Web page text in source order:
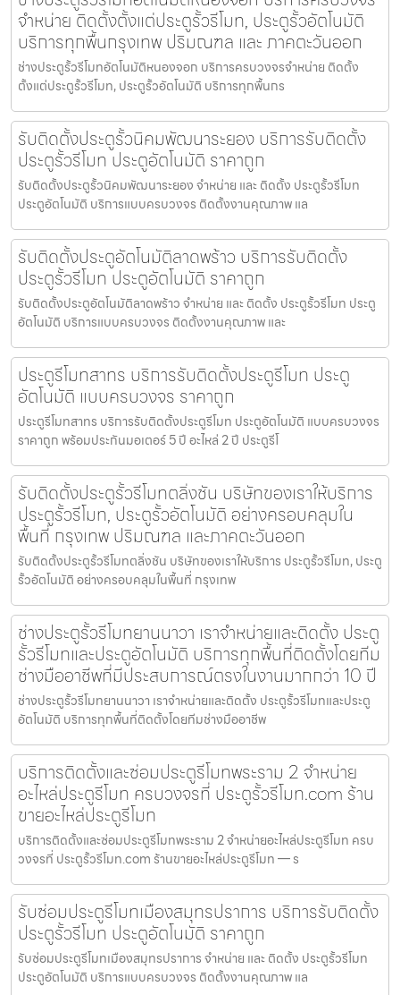
จำหน่าย ติดตั้งตั้งแต่ประตูรั้วรีโมท, ประตูรั้วอัตโนมัติ
บริการทุกพื้นกรุงเทพ ปริมณฑล และ ภาคตะวันออก
ช่างประตูรั้วรีโมทอัตโนมัติหนองจอก บริการครบวงจรจำหน่าย ติดตั้ง
ตั้งแต่ประตูรั้วรีโมท, ประตูรั้วอัตโนมัติ บริการทุกพื้นกร
รับติดตั้งประตูรั้วนิคมพัฒนาระยอง บริการรับติดตั้ง
ประตูรั้วรีโมท ประตูอัตโนมัติ ราคาถูก
รับติดตั้งประตูรั้วนิคมพัฒนาระยอง จำหน่าย และ ติดตั้ง ประตูรั้วรีโมท
ประตูอัตโนมัติ บริการแบบครบวงจร ติดตั้งงานคุณภาพ แล
รับติดตั้งประตูอัตโนมัติลาดพร้าว บริการรับติดตั้ง
ประตูรั้วรีโมท ประตูอัตโนมัติ ราคาถูก
รับติดตั้งประตูอัตโนมัติลาดพร้าว จำหน่าย และ ติดตั้ง ประตูรั้วรีโมท ประตู
อัตโนมัติ บริการแบบครบวงจร ติดตั้งงานคุณภาพ และ
ประตูรีโมทสาทร บริการรับติดตั้งประตูรีโมท ประตู
อัตโนมัติ แบบครบวงจร ราคาถูก
ประตูรีโมทสาทร บริการรับติดตั้งประตูรีโมท ประตูอัตโนมัติ แบบครบวงจร
ราคาถูก พร้อมประกันมอเตอร์ 5 ปี อะไหล่ 2 ปี ประตูรีโ
รับติดตั้งประตูรั้วรีโมทตลิ่งชัน บริษัทของเราให้บริการ
ประตูรั้วรีโมท, ประตูรั้วอัตโนมัติ อย่างครอบคลุมใน
พื้นที่ กรุงเทพ ปริมณฑล และภาคตะวันออก
รับติดตั้งประตูรั้วรีโมทตลิ่งชัน บริษัทของเราให้บริการ ประตูรั้วรีโมท, ประตู
รั้วอัตโนมัติ อย่างครอบคลุมในพื้นที่ กรุงเทพ
ช่างประตูรั้วรีโมทยานนาวา เราจำหน่ายและติดตั้ง ประตู
รั้วรีโมทและประตูอัตโนมัติ บริการทุกพื้นที่ติดตั้งโดยทีม
ช่างมืออาชีพที่มีประสบการณ์ตรงในงานมากกว่า 10 ปี
ช่างประตูรั้วรีโมทยานนาวา เราจำหน่ายและติดตั้ง ประตูรั้วรีโมทและประตู
อัตโนมัติ บริการทุกพื้นที่ติดตั้งโดยทีมช่างมืออาชีพ
บริการติดตั้งและซ่อมประตูรีโมทพระราม 2 จำหน่าย
อะไหล่ประตูรีโมท ครบวงจรที่ ประตูรั้วรีโมท.com ร้าน
ขายอะไหล่ประตูรีโมท
บริการติดตั้งและซ่อมประตูรีโมทพระราม 2 จำหน่ายอะไหล่ประตูรีโมท ครบ
วงจรที่ ประตูรั้วรีโมท.com ร้านขายอะไหล่ประตูรีโมท — ร
รับซ่อมประตูรีโมทเมืองสมุทรปราการ บริการรับติดตั้ง
ประตูรั้วรีโมท ประตูอัตโนมัติ ราคาถูก
รับซ่อมประตูรีโมทเมืองสมุทรปราการ จำหน่าย และ ติดตั้ง ประตูรั้วรีโมท
ประตูอัตโนมัติ บริการแบบครบวงจร ติดตั้งงานคุณภาพ แล